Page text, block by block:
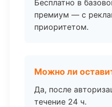
Бесплатно в
премиум — с
приоритетом.
Можно ли
Да, после
течение 24 ч.